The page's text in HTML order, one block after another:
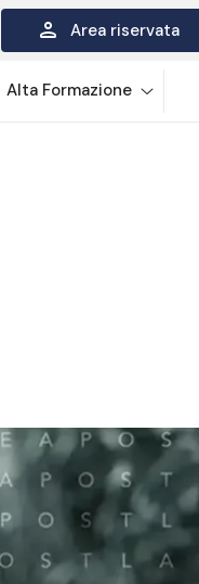
person Area riservata
Alta Formazione